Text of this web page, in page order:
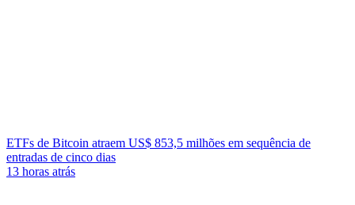
ETFs de Bitcoin atraem US$ 853,5 milhões em sequência de
entradas de cinco dias
13 horas atrás